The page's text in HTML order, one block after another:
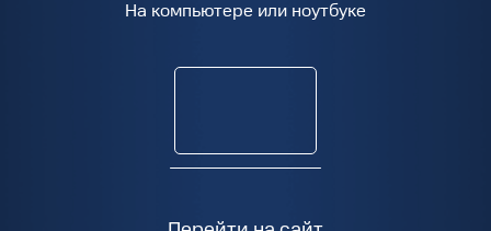
На компьютере или ноутбуке